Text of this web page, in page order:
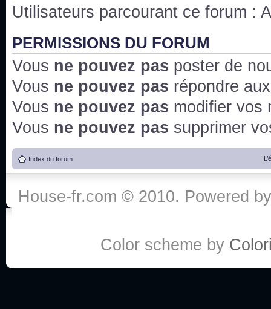
Utilisateurs parcourant ce forum :
PERMISSIONS DU FORUM
Vous ne pouvez pas poster de
Vous ne pouvez pas répondre
Vous ne pouvez pas modifier vos
Vous ne pouvez pas supprimer
Index du forum
House-fr.com © 2010. Powered
Color scheme by